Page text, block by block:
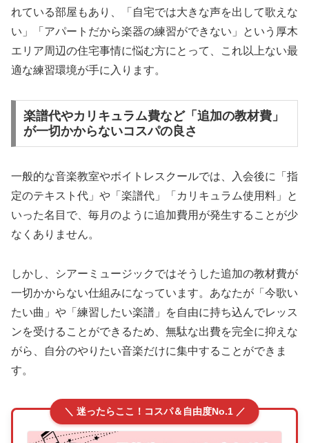
れている部屋もあり、「自宅では大きな声を出して歌えな
い」「アパートだから楽器の練習ができない」という厚木
エリア周辺の住宅事情に悩む方にとって、これ以上ない最
適な練習環境が手に入ります。
楽譜代やカリキュラム費など「追加の教材費」
が一切かからないコスパの良さ
一般的な音楽教室やボイトレスクールでは、入会後に「指
定のテキスト代」や「楽譜代」「カリキュラム使用料」と
いった名目で、毎月のように追加費用が発生することが少
なくありません。
しかし、シアーミュージックではそうした追加の教材費が
一切かからない仕組みになっています。あなたが「今歌い
たい曲」や「練習したい楽譜」を自由に持ち込んでレッス
ンを受けることができるため、無駄な出費を完全に抑えな
がら、自分のやりたい音楽だけに集中することができま
す。
＼ 迷ったらここ！コスパ＆自由度No.1 ／